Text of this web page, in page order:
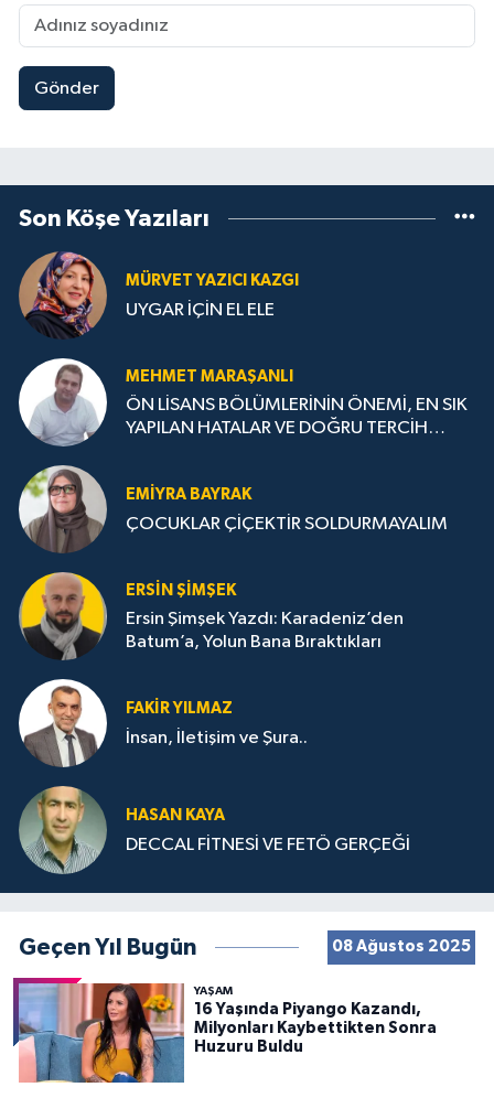
Gönder
Son Köşe Yazıları
MÜRVET YAZICI KAZGI
UYGAR İÇİN EL ELE
MEHMET MARAŞANLI
ÖN LİSANS BÖLÜMLERİNİN ÖNEMİ, EN SIK
YAPILAN HATALAR VE DOĞRU TERCİH
EMIYRA BAYRAK
ÇOCUKLAR ÇİÇEKTİR SOLDURMAYALIM
ERSIN ŞIMŞEK
Ersin Şimşek Yazdı: Karadeniz’den
Batum’a, Yolun Bana Bıraktıkları
FAKIR YILMAZ
İnsan, İletişim ve Şura..
HASAN KAYA
DECCAL FİTNESİ VE FETÖ GERÇEĞİ
Geçen Yıl Bugün 08 Ağustos 2025
YAŞAM
16 Yaşında Piyango Kazandı,
Milyonları Kaybettikten Sonra
Huzuru Buldu